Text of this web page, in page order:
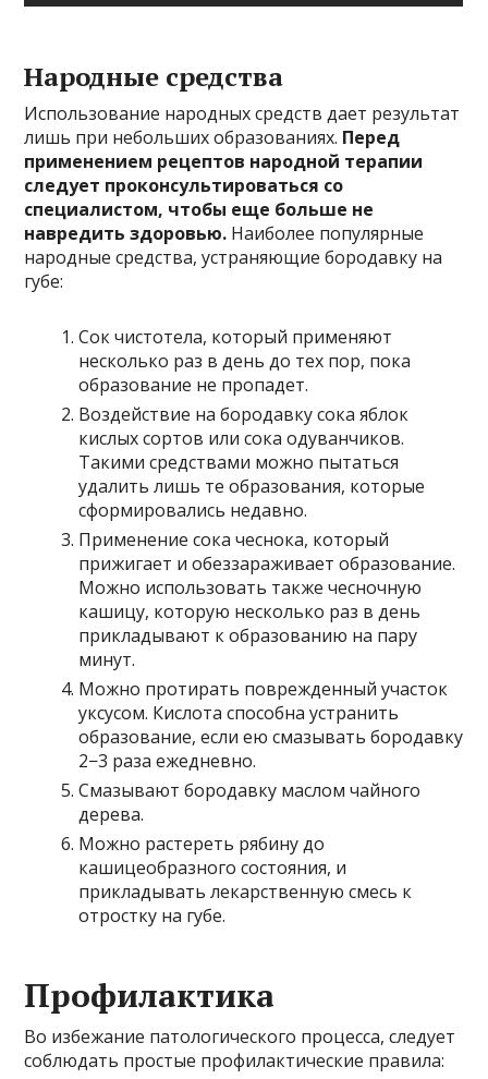
Народные средства
Использование народных средств дает результат
лишь при небольших образованиях. Перед
применением рецептов народной терапии
следует проконсультироваться со
специалистом, чтобы еще больше не
навредить здоровью. Наиболее популярные
народные средства, устраняющие бородавку на
губе:
Сок чистотела, который применяют
несколько раз в день до тех пор, пока
образование не пропадет.
Воздействие на бородавку сока яблок
кислых сортов или сока одуванчиков.
Такими средствами можно пытаться
удалить лишь те образования, которые
сформировались недавно.
Применение сока чеснока, который
прижигает и обеззараживает образование.
Можно использовать также чесночную
кашицу, которую несколько раз в день
прикладывают к образованию на пару
минут.
Можно протирать поврежденный участок
уксусом. Кислота способна устранить
образование, если ею смазывать бородавку
2−3 раза ежедневно.
Смазывают бородавку маслом чайного
дерева.
Можно растереть рябину до
кашицеобразного состояния, и
прикладывать лекарственную смесь к
отростку на губе.
Профилактика
Во избежание патологического процесса, следует
соблюдать простые профилактические правила: